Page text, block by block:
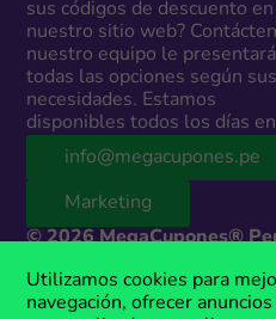
sus códigos de descuento en
nuestro sitio web?
nuestro equipo le presentará
todas las opciones según sus
necesidades. Estamos
disponibles todos los días
info@megacupones.pe
Marketing
© 2026 MegaCupones®
Este sitio web contiene enlaces de
terceros. Si realizas una compra a
recibir una comisión sin costo
Utilizamos cookies para
navegación, ofrecer